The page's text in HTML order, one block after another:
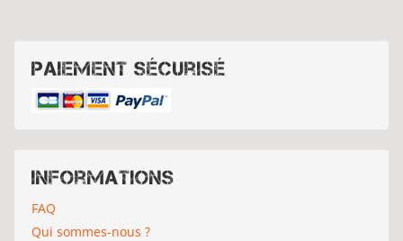
Paiement sécurisé
Informations
FAQ
Qui sommes-nous ?